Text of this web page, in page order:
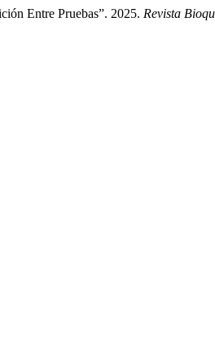
Entre Pruebas”. 2025. Revista